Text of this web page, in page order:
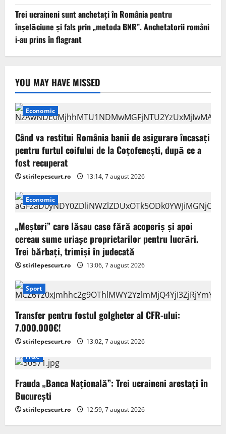
Trei ucraineni sunt anchetaţi în România pentru
înşelăciune și fals prin „metoda BNR”. Anchetatorii români
i-au prins în flagrant
YOU MAY HAVE MISSED
Economic
Când va restitui România banii de asigurare încasați
pentru furtul coifului de la Coțofenești, după ce a
fost recuperat
stirilepescurt.ro 13:14, 7 august 2026
Economic
„Meșteri” care lăsau case fără acoperiș și apoi
cereau sume uriașe proprietarilor pentru lucrări.
Trei bărbați, trimiși în judecată
stirilepescurt.ro 13:06, 7 august 2026
Sport
Transfer pentru fostul golgheter al CFR-ului:
7.000.000€!
stirilepescurt.ro
13:02, 7 august 2026
IT&C
Frauda „Banca Națională”: Trei ucraineni arestați în
București
stirilepescurt.ro 12:59, 7 august 2026